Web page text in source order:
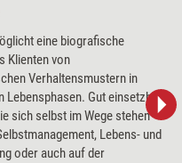
eine biografische
Klienten von
Verhaltensmustern in
Lebensphasen. Gut einsetzbar
sich selbst im Wege stehen
Lebens- und
oder auch auf der